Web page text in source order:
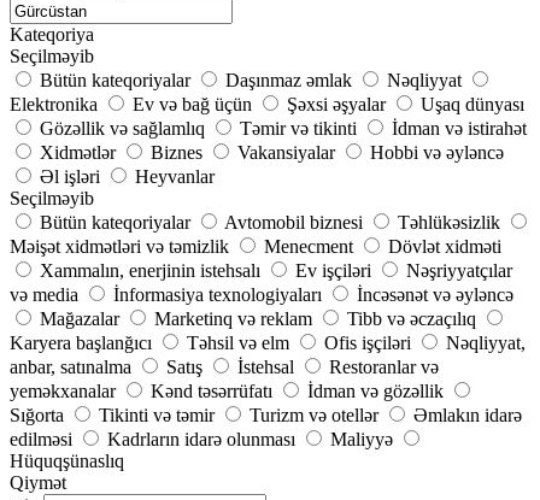
Kateqoriya
Seçilməyib
Bütün kateqoriyalar
Daşınmaz əmlak
Nəqliyyat
Elektronika
Ev və bağ üçün Şəxsi əşyalar
Uşaq dünyası
Gözəllik və sağlamlıq
Təmir və tikinti
İdman və istirahət
Xidmətlər
Biznes Vakansiyalar
Hobbi və əyləncə
Əl işləri
Heyvanlar
Seçilməyib
Bütün kateqoriyalar
Avtomobil biznesi
Təhlükəsizlik
Məişət xidmətləri və təmizlik
Menecment
Dövlət xidməti
Xammalın, enerjinin istehsalı
Ev işçiləri
Nəşriyyatçılar
və media
İnformasiya texnologiyaları
İncəsənət və əyləncə
Mağazalar
Marketinq və reklam
Tibb və əczaçılıq
Karyera başlanğıcı
Təhsil və elm Ofis işçiləri
Nəqliyyat,
anbar, satınalma
Satış İstehsal
Restoranlar və
yeməkxanalar
Kənd təsərrüfatı
İdman və gözəllik
Sığorta
Tikinti və təmir Turizm və otellər
Əmlakın idarə
edilməsi
Kadrların idarə olunması
Maliyyə
Hüquqşünaslıq
Qiymət